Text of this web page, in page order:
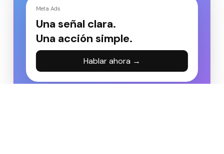
Meta Ads
Una señal clara.
Una acción simple.
Hablar ahora →